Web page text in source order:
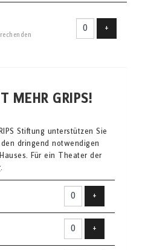
+
MEHR GRIPS!
Stiftung unterstützen Sie
dringend notwendigen
Für ein Theater der
.
+
+